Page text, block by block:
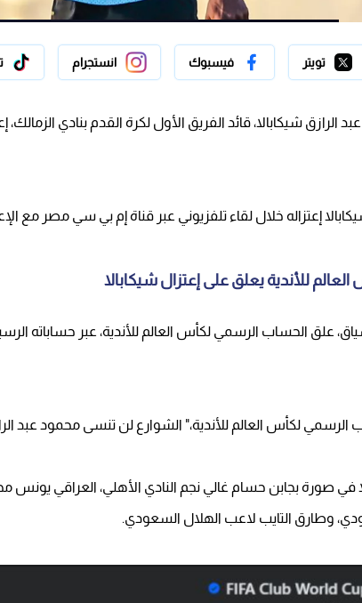
تويتر فيسبوك انستجرام
إعتزاله خلال لقاء تلفزيوني عبر قناة إم بي سي مصر مع
للأندية يعلق على إعتزال شيكابالا
علق الحساب الرسمي لكأس العالم للأندية، عبر حساباته
لكأس العالم للأندية،" الشوارع لن تنسى محمود عبد
في صورة بجابن حسام غالي نجم النادي الأهلي، العراقي
وطارق التايب لاعب الهلال السعودي.